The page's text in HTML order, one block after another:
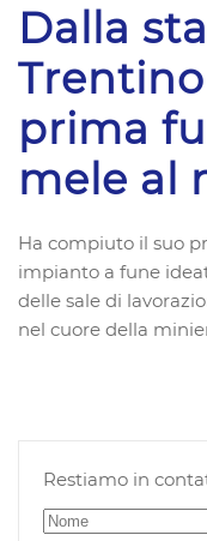
Dalla
prima
mele al
Ha compiuto il suo
impianto a fune
delle sale di
nel cuore della
Restiamo in